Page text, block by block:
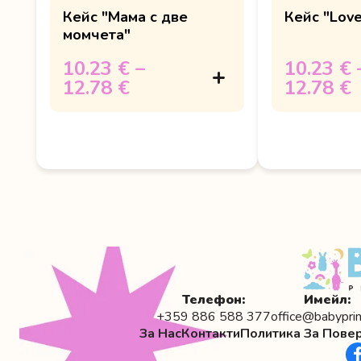
Кейс "Мама с две
момчета"
10.23 € –
12.78 €
Кейс
10.23 €
12.78 €
Телефон:
+359 886 588 377
Имейл:
За НасКонтактиПолитика За